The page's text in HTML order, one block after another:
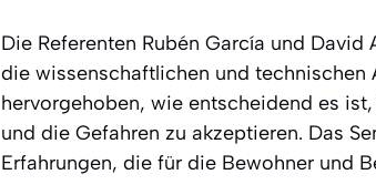
Die Referenten Rubén García und
die wissenschaftlichen und technischen
hervorgehoben, wie entscheidend es
und die Gefahren zu akzeptieren. Das
Erfahrungen, die für die Bewohner und